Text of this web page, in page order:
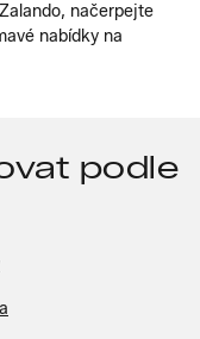
načerpejte
nabídky na
podle